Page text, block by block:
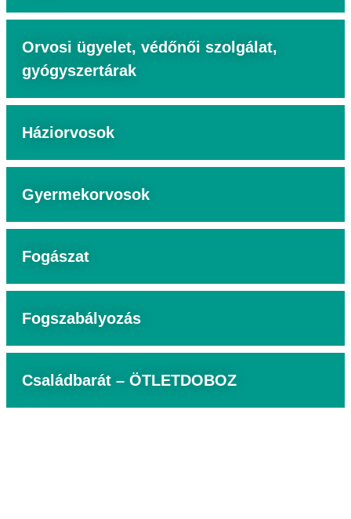
Orvosi ügyelet, védőnői szolgálat,
gyógyszertárak
Háziorvosok
Gyermekorvosok
Fogászat
Fogszabályozás
Családbarát – ÖTLETDOBOZ